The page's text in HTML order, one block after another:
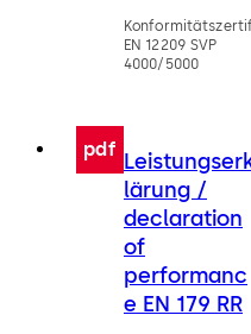
EN 12209 SVP
4000/5000
pdf
lärung /
declaration
of
performanc
e EN 179 RR